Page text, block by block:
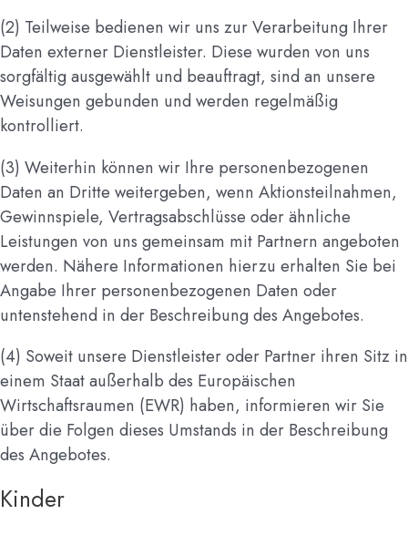
(2) Teilweise bedienen wir uns zur Verarbeitung Ihrer
Daten externer Dienstleister. Diese wurden von uns
sorgfältig ausgewählt und beauftragt, sind an unsere
Weisungen gebunden und werden regelmäßig
kontrolliert.
(3) Weiterhin können wir Ihre personenbezogenen
Daten an Dritte weitergeben, wenn Aktionsteilnahmen,
Gewinnspiele, Vertragsabschlüsse oder ähnliche
Leistungen von uns gemeinsam mit Partnern angeboten
werden. Nähere Informationen hierzu erhalten Sie bei
Angabe Ihrer personenbezogenen Daten oder
untenstehend in der Beschreibung des Angebotes.
(4) Soweit unsere Dienstleister oder Partner ihren Sitz in
einem Staat außerhalb des Europäischen
Wirtschaftsraumen (EWR) haben, informieren wir Sie
über die Folgen dieses Umstands in der Beschreibung
des Angebotes.
Kinder